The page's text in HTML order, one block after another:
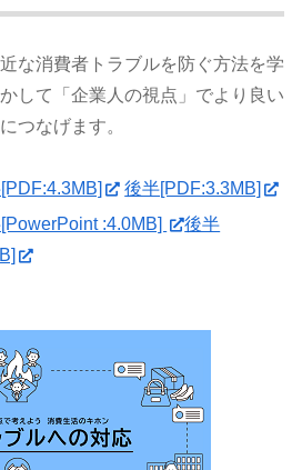
な消費者トラブルを防ぐ方法を学
して「企業人の視点」でより良い
つなげます。
後半[PDF:3.3MB]
:4.0MB]
後半